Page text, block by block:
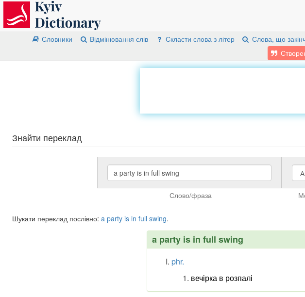
Словники Відмінювання слів Скласти слова з літер Слова, що
Знайти переклад
Слово/фраза
Шукати переклад послівно: a party is in full swing.
a party is in full swing
phr.
вечірка в розпалі